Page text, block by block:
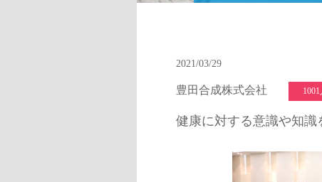
2021/03/29
豊田合成株式会社
健康に対する意識や知識